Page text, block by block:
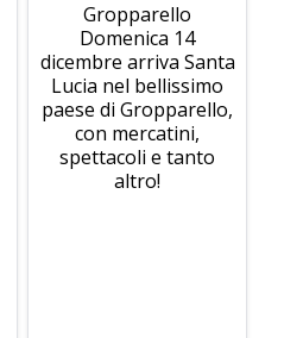
Gropparello
Domenica 14
dicembre arriva Santa
Lucia nel bellissimo
paese di Gropparello,
con mercatini,
spettacoli e tanto
altro!